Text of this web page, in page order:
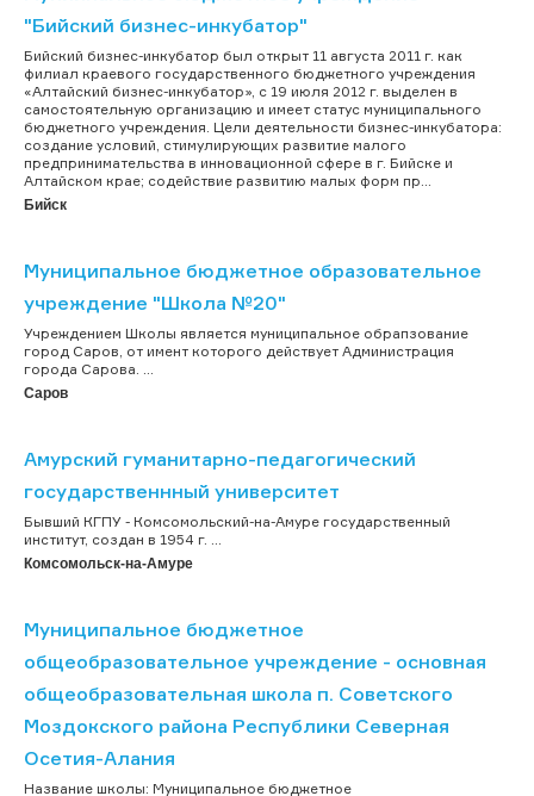
"Бийский бизнес-инкубатор"
Бийский бизнес-инкубатор был открыт 11 августа 2011 г. как
филиал краевого государственного бюджетного учреждения
«Алтайский бизнес-инкубатор», с 19 июля 2012 г. выделен в
самостоятельную организацию и имеет статус муниципального
бюджетного учреждения. Цели деятельности бизнес-инкубатора:
создание условий, стимулирующих развитие малого
предпринимательства в инновационной сфере в г. Бийске и
Алтайском крае; содействие развитию малых форм пр...
Бийск
Муниципальное бюджетное образовательное
учреждение "Школа №20"
Учреждением Школы является муниципальное обрапзование
город Саров, от имент которого действует Администрация
города Сарова. ...
Саров
Амурский гуманитарно-педагогический
государственнный университет
Бывший КГПУ - Комсомольский-на-Амуре государственный
институт, создан в 1954 г. ...
Комсомольск-на-Амуре
Муниципальное бюджетное
общеобразовательное учреждение - основная
общеобразовательная школа п. Советского
Моздокского района Республики Северная
Осетия-Алания
Название школы: Муниципальное бюджетное